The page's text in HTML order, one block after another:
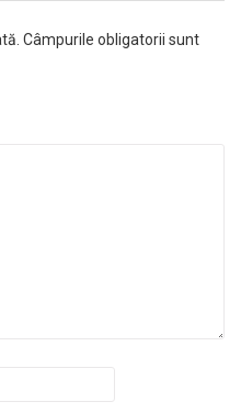
Câmpurile obligatorii sunt